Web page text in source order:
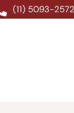
(11) 5093-2572